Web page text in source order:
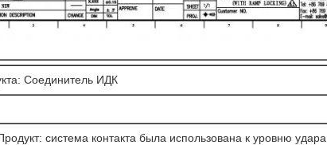
Соединитель ИДК
система контакта была использована к уровню удара